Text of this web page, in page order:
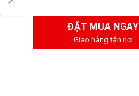
ĐẶT MUA NGAY
Giao hàng tận nơi